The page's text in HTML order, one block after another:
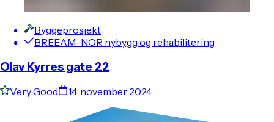
Byggeprosjekt
BREEAM-NOR nybygg og rehabilitering
Olav Kyrres gate 22
Very Good 14. november 2024